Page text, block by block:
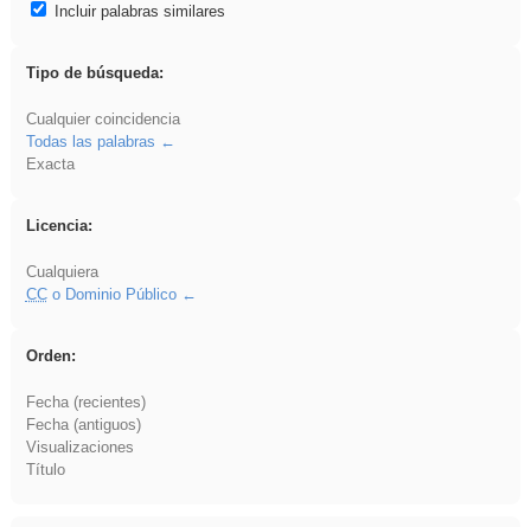
Incluir palabras similares
Tipo de búsqueda:
Cualquier coincidencia
Todas las palabras
Exacta
Licencia:
Cualquiera
CCo Dominio Público
Orden:
Fecha (recientes)
Fecha (antiguos)
Visualizaciones
Título